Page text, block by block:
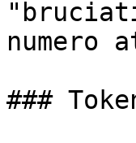
numero
###